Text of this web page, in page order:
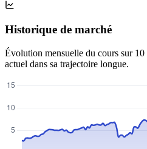
Historique de marché
Évolution mensuelle du cours sur
actuel dans sa trajectoire longue.